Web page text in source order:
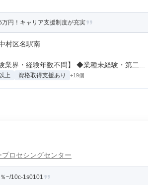
円！キャリア支援制度が充実
村区名駅南
業界・経験年数不問】 ◆業種未経験・第二...
上 資格取得支援あり +19個
ロセシングセンター
~/10c-1s0101